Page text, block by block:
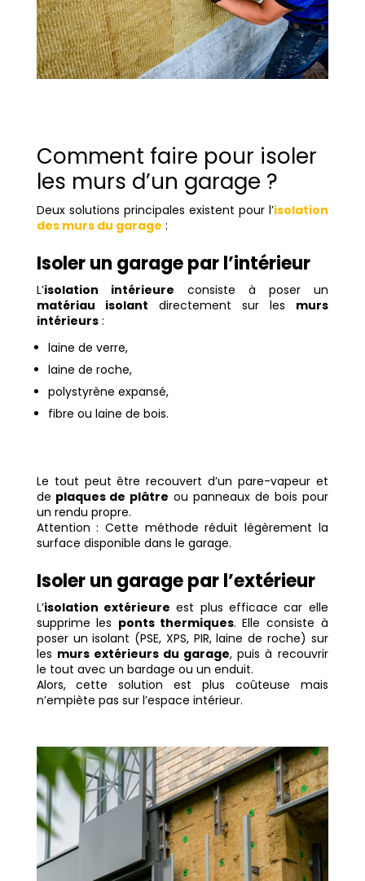
Comment faire pour isoler
les murs d’un garage ?
Deux solutions principales existent pour l’isolation
des murs du garage :
Isoler un garage par l’intérieur
L’isolation intérieure consiste à poser un
matériau isolant directement sur les murs
intérieurs:
laine de verre,
laine de roche,
polystyrène expansé,
fibre ou laine de bois.
Le tout peut être recouvert d’un pare-vapeur et
de plaques de plâtre ou panneaux de bois pour
un rendu propre.
Attention : Cette méthode réduit légèrement la
surface disponible dans le garage.
Isoler un garage par l’extérieur
L’isolation extérieure est plus efficace car elle
supprime les ponts thermiques. Elle consiste à
poser un isolant (PSE, XPS, PIR, laine de roche) sur
les murs extérieurs du garage, puis à recouvrir
le tout avec un bardage ou un enduit.
Alors, cette solution est plus coûteuse mais
n’empiète pas sur l’espace intérieur.